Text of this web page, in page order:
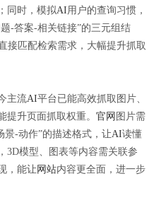
同时，模拟AI 用户的查询习惯，
-答案-相关链接”的三元组结
接匹配检索需求，大幅提升抓取
主流AI平台已能高效抓取图片、
提升页面抓取权重。 官网 图片需
景-动作”的描述格式，让AI读懂
3D模型、图表等内容需关联参
，能让 网站内容更全面，进一步